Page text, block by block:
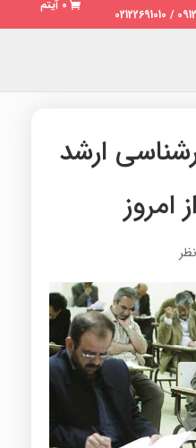
0 آیتم
ارشد
امروز